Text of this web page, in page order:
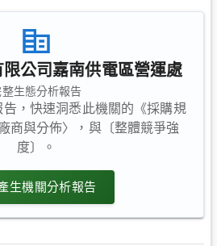
公司嘉南供電區營運處
生態分析報告
，快速洞悉此機關的《採購規
商與分佈〉，與〔整體競爭強
度〕。
生機關分析報告